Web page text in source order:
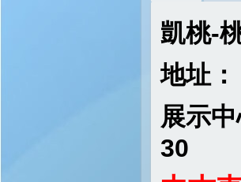
凱桃-
地址：
展示
30